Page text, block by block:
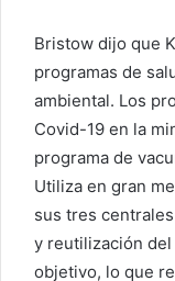
Bristow dijo que
programas de
ambiental. Los
Covid-19 en la
programa de
Utiliza en gran
sus tres
y reutilización del
objetivo, lo que